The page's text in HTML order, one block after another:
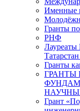
Именные
Гранты
РНФ
Лауреаты
Гранты
ГРАНТЫ
Грант